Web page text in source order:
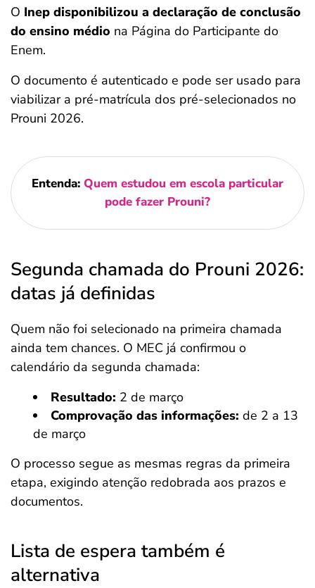
O Inep disponibilizou a declaração de conclusão
do ensino médio na Página do Participante do
Enem.
O documento é autenticado e pode ser usado para
viabilizar a pré-matrícula dos pré-selecionados no
Prouni 2026.
Entenda: Quem estudou em escola particular
pode fazer Prouni?
Segunda chamada do Prouni 2026:
datas já definidas
Quem não foi selecionado na primeira chamada
ainda tem chances. O MEC já confirmou o
calendário da segunda chamada:
Resultado: 2 de março
Comprovação das informações: de 2 a 13
de março
O processo segue as mesmas regras da primeira
etapa, exigindo atenção redobrada aos prazos e
documentos.
Lista de espera também é
alternativa